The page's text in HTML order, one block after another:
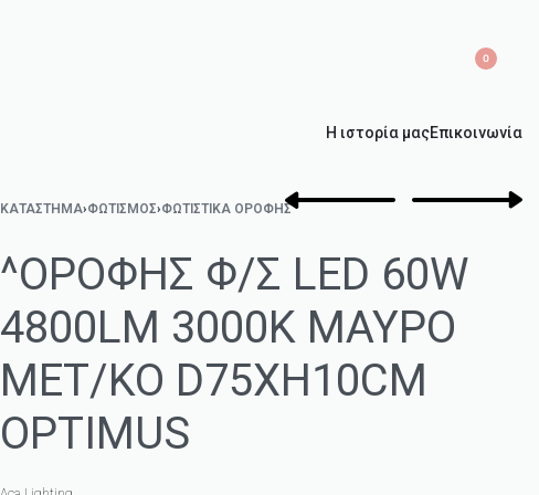
0
Η ιστορία μαςΕπικοινωνία
ΚΑΤΑΣΤΗΜΑ›ΦΩΤΙΣΜΌΣ›ΦΩΤΙΣΤΙΚΆ ΟΡΟΦΉΣ
^ΟΡΟΦΗΣ Φ/Σ LED 60W
4800LM 3000K ΜΑΥΡΟ
ΜΕΤ/ΚΟ D75XH10CM
OPTIMUS